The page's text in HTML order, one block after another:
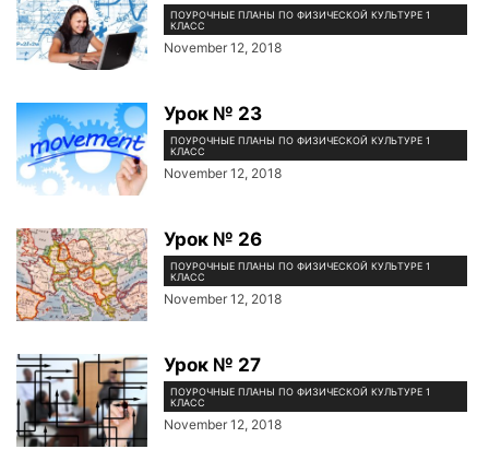
ПОУРОЧНЫЕ ПЛАНЫ ПО ФИЗИЧЕСКОЙ КУЛЬТУРЕ 1
КЛАСС
November 12, 2018
Урок № 23
ПОУРОЧНЫЕ ПЛАНЫ ПО ФИЗИЧЕСКОЙ КУЛЬТУРЕ 1
КЛАСС
November 12, 2018
Урок № 26
ПОУРОЧНЫЕ ПЛАНЫ ПО ФИЗИЧЕСКОЙ КУЛЬТУРЕ 1
КЛАСС
November 12, 2018
Урок № 27
ПОУРОЧНЫЕ ПЛАНЫ ПО ФИЗИЧЕСКОЙ КУЛЬТУРЕ 1
КЛАСС
November 12, 2018